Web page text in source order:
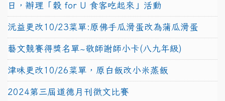
日，辦理「穀 for U 食客吃起來」活動
沅益更改10/23菜單:原佛手瓜滑蛋改為蒲瓜滑蛋
藝文競賽得獎名單~敬師謝師小卡(八九年級)
津味更改10/26菜單，原白飯改小米蒸飯
2024第三屆道德月刊徵文比賽